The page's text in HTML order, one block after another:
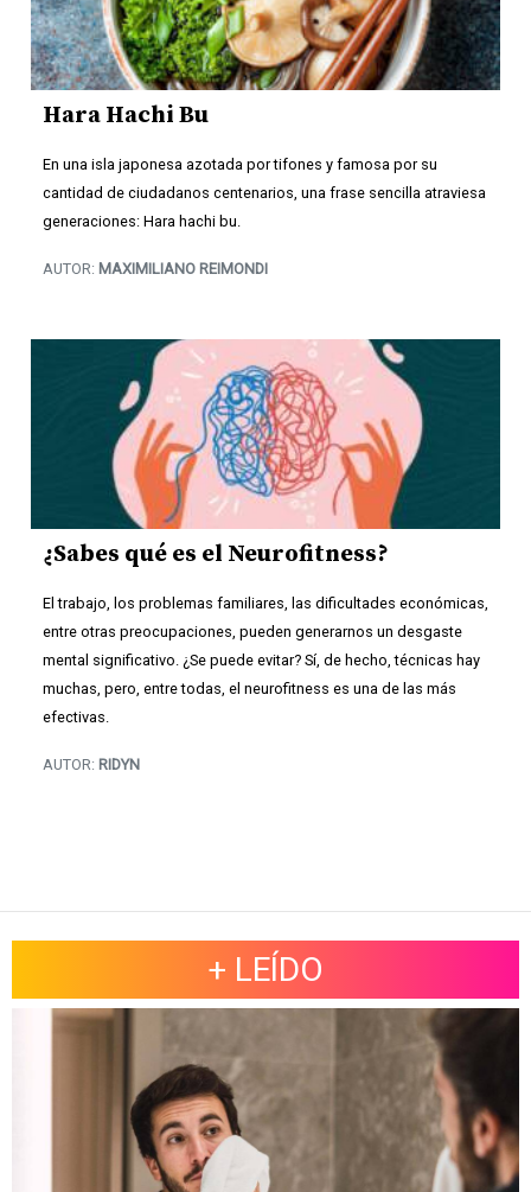
Hara Hachi Bu
En una isla japonesa azotada por tifones y famosa por su
cantidad de ciudadanos centenarios, una frase sencilla atraviesa
generaciones: Hara hachi bu.
AUTOR: MAXIMILIANO REIMONDI
¿Sabes qué es el Neurofitness?
El trabajo, los problemas familiares, las dificultades económicas,
entre otras preocupaciones, pueden generarnos un desgaste
mental significativo. ¿Se puede evitar? Sí, de hecho, técnicas hay
muchas, pero, entre todas, el neurofitness es una de las más
efectivas.
AUTOR: RIDYN
+ LEÍDO